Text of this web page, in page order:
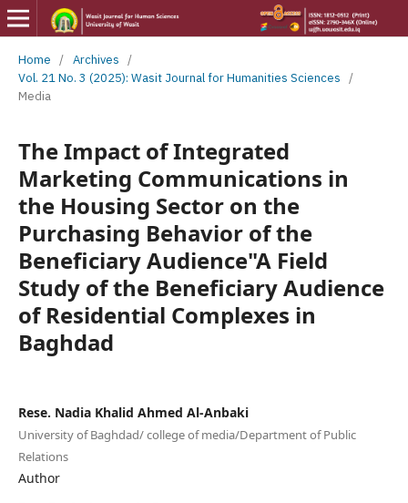
Home / Archives /
Vol. 21 No. 3 (2025): Wasit Journal for Humanities Sciences /
Media
The Impact of Integrated
Marketing Communications in
the Housing Sector on the
Purchasing Behavior of the
Beneficiary Audience"A Field
Study of the Beneficiary Audience
of Residential Complexes in
Baghdad
Rese. Nadia Khalid Ahmed Al-Anbaki
University of Baghdad/ college of media/Department of Public
Relations
Author